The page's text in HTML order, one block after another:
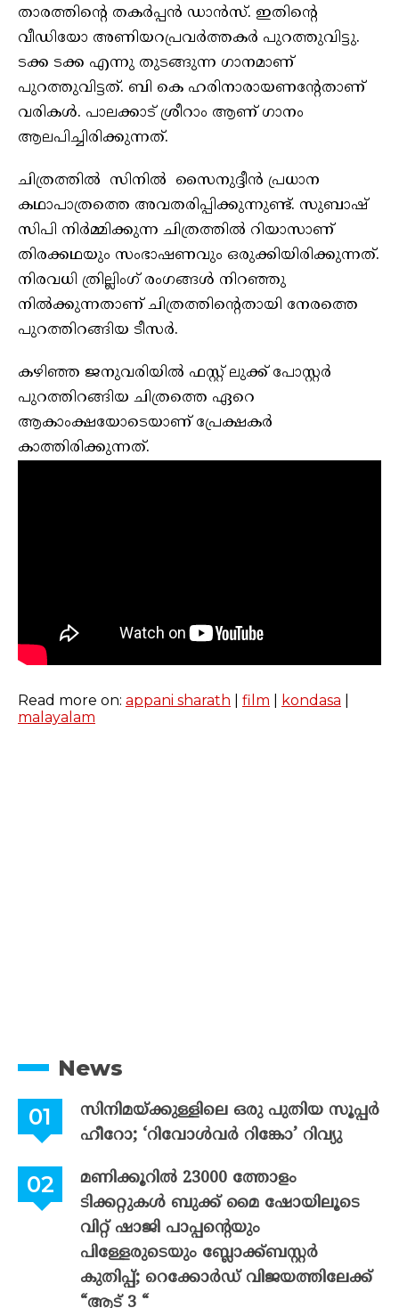
താരത്തിന്റെ തകര്‍പ്പന്‍ ഡാന്‍സ്. ഇതിന്റെ
വീഡിയോ അണിയറപ്രവര്‍ത്തകര്‍ പുറത്തുവിട്ടു.
ടക്ക ടക്ക എന്നു തുടങ്ങുന്ന ഗാനമാണ്
പുറത്തുവിട്ടത്. ബി കെ ഹരിനാരായണന്റേതാണ്
വരികള്‍. പാലക്കാട് ശ്രീറാം ആണ് ഗാനം
ആലപിച്ചിരിക്കുന്നത്.
ചിത്രത്തിൽ സിനിൽ സൈനുദ്ദീൻ പ്രധാന
കഥാപാത്രത്തെ അവതരിപ്പിക്കുന്നുണ്ട്. സുബാഷ്
സിപി നിർമ്മിക്കുന്ന ചിത്രത്തിൽ റിയാസാണ്
തിരക്കഥയും സംഭാഷണവും ഒരുക്കിയിരിക്കുന്നത്.
നിരവധി ത്രില്ലിംഗ് രംഗങ്ങൾ നിറഞ്ഞു
നിൽക്കുന്നതാണ് ചിത്രത്തിന്റെതായി നേരത്തെ
പുറത്തിറങ്ങിയ ടീസർ.
കഴിഞ്ഞ ജനുവരിയിൽ ഫസ്റ്റ് ലുക്ക് പോസ്റ്റർ
പുറത്തിറങ്ങിയ ചിത്രത്തെ ഏറെ
ആകാംക്ഷയോടെയാണ് പ്രേക്ഷകർ
കാത്തിരിക്കുന്നത്.
Read more on: appani sharath film kondasa
malayalam
News
സിനിമയ്ക്കുള്ളിലെ ഒരു പുതിയ സൂപ്പർ
ഹീറോ; ‘റിവോൾവർ റിങ്കോ’ റിവ്യു
മണിക്കൂറിൽ 23000 ത്തോളം
ടിക്കറ്റുകൾ ബുക്ക് മൈ ഷോയിലൂടെ
വിറ്റ് ഷാജി പാപ്പന്റെയും
പിള്ളേരുടെയും ബ്ലോക്ക്ബസ്റ്റർ
കുതിപ്പ്; റെക്കോർഡ് വിജയത്തിലേക്ക്
“ആട് 3 “